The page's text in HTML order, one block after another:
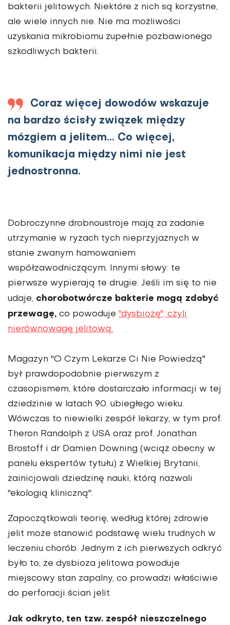
bakterii jelitowych. Niektóre z nich są korzystne,
ale wiele innych nie. Nie ma możliwości
uzyskania mikrobiomu zupełnie pozbawionego
szkodliwych bakterii.
Coraz więcej dowodów wskazuje
na bardzo ścisły związek między
mózgiem a jelitem… Co więcej,
komunikacja między nimi nie jest
jednostronna.
Dobroczynne drobnoustroje mają za zadanie
utrzymanie w ryzach tych nieprzyjaznych w
stanie zwanym hamowaniem
współzawodniczącym. Innymi słowy: te
pierwsze wypierają te drugie. Jeśli im się to nie
udaje, chorobotwórcze bakterie mogą zdobyć
przewagę, co powoduje "dysbiozę", czyli
nierównowagę jelitową.
Magazyn "O Czym Lekarze Ci Nie Powiedzą"
był prawdopodobnie pierwszym z
czasopismem, które dostarczało informacji w tej
dziedzinie w latach 90. ubiegłego wieku.
Wówczas to niewielki zespół lekarzy, w tym prof.
Theron Randolph z USA oraz prof. Jonathan
Brostoff i dr Damien Downing (wciąż obecny w
panelu ekspertów tytułu) z Wielkiej Brytanii,
zainicjowali dziedzinę nauki, którą nazwali
"ekologią kliniczną".
Zapoczątkowali teorię, według której zdrowie
jelit może stanowić podstawę wielu trudnych w
leczeniu chorób. Jednym z ich pierwszych odkryć
było to, że dysbioza jelitowa powoduje
miejscowy stan zapalny, co prowadzi właściwie
do perforacji ścian jelit.
Jak odkryto, ten tzw. zespół nieszczelnego